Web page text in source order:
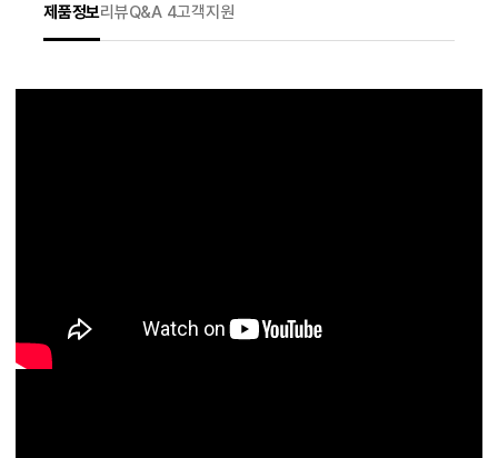
제품정보리뷰Q&A 4고객지원